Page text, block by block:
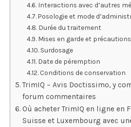
Interactions avec d’autres
Posologie et mode
Durée du traitement
Mises en garde et précautions
Surdosage
Date de péremption
Conditions de conservation
TrimIQ – Avis Doctissimo, y
forum commentaires
Où acheter TrimIQ en ligne en
Suisse et Luxembourg avec